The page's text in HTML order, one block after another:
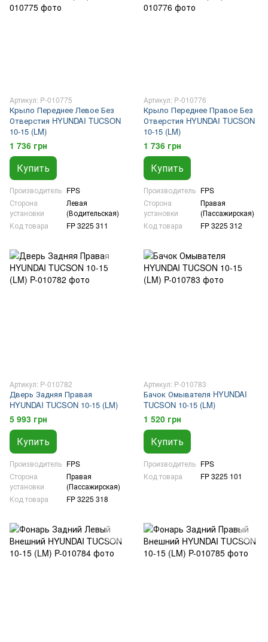
Артикул: P-010775
Крыло Переднее Левое Без
Отверстия HYUNDAI TUCSON
10-15 (LM)
1 736 грн
Купить
Производитель FPS
Сторона
установки
Левая
(Водительская)
Код товара
FP 3225 311
Артикул: P-010776
Крыло Переднее Правое Без
Отверстия HYUNDAI TUCSON
10-15 (LM)
1 736 грн
Купить
Производитель FPS
Сторона
установки
Правая
(Пассажирская)
Код товара
FP 3225 312
Артикул: P-010782
Дверь Задняя Правая
HYUNDAI TUCSON 10-15 (LM)
5 993 грн
Купить
Производитель FPS
Сторона
установки
Правая
(Пассажирская)
Код товара
FP 3225 318
Артикул: P-010783
Бачок Омывателя HYUNDAI
TUCSON 10-15 (LM)
1 520 грн
Купить
Производитель FPS
Код товара
FP 3225 101